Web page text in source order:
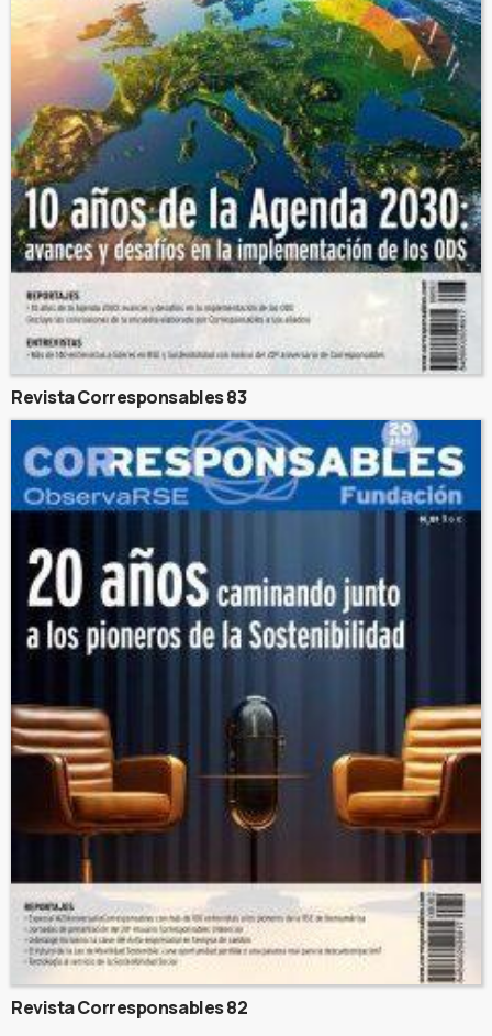
Revista Corresponsables 83
Revista Corresponsables 82